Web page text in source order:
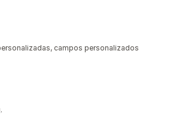
campos personalizados